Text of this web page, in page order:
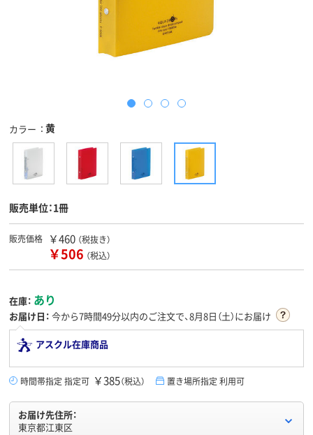
カラー 黄
販売単位：1冊
販売価格 ￥460 （税抜き）
￥506 （税込）
在庫： あり
お届け日： 今から7時間49分以内のご注文で、8月8日（土）にお届け
アスクル在庫商品
時間帯指定 指定可 ￥385（税込） 置き場所指定 利用可
お届け先住所：
東京都江東区